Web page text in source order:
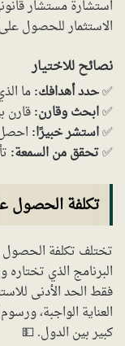
استشارة مستشار
الاستثمار للحصول
نصائح للاختيار
✅حدد أهدافك:ما
✅ابحث وقارن:قارن
✅استشر خبيرًا:
✅تحقق من السمعة:
تكلفة الحصول
تختلف تكلفة
البرنامج الذي
فقط الحد الأدنى
العناية الواجبة،
كبير بين الدول. 💵